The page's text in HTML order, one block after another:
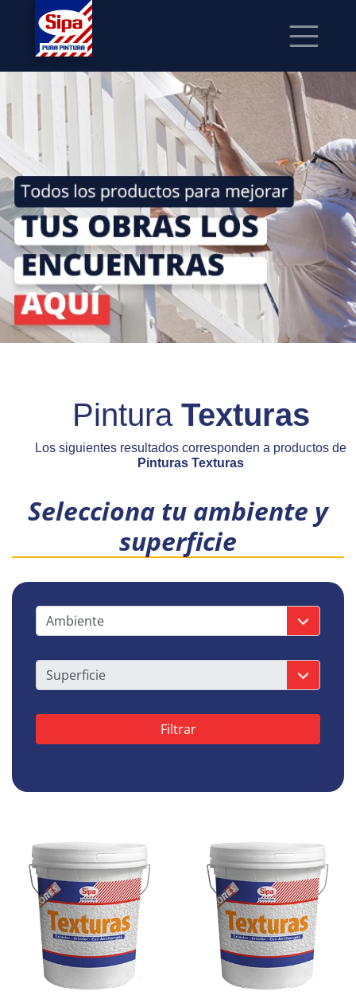
Pintura Texturas
Los siguientes resultados corresponden a productos de
Pinturas Texturas
Selecciona tu ambiente y
superficie